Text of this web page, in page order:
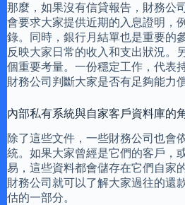
那麼，如果沒有信貸報告，財務公
會要求大家提供近期的入息證明，
錄。同時，銀行月結單也是重要的
反映大家日常的收入和支出狀況。
個重要考量。一份穩定工作，代表
財務公司判斷大家是否有足夠能力
內部私有系統與自家客戶資料庫的
除了這些文件，一些財務公司也會
統。如果大家曾經是它們的客戶，
易，這些資料都會儲存在它們自家
財務公司就可以了解大家過往的還
估的一部分。